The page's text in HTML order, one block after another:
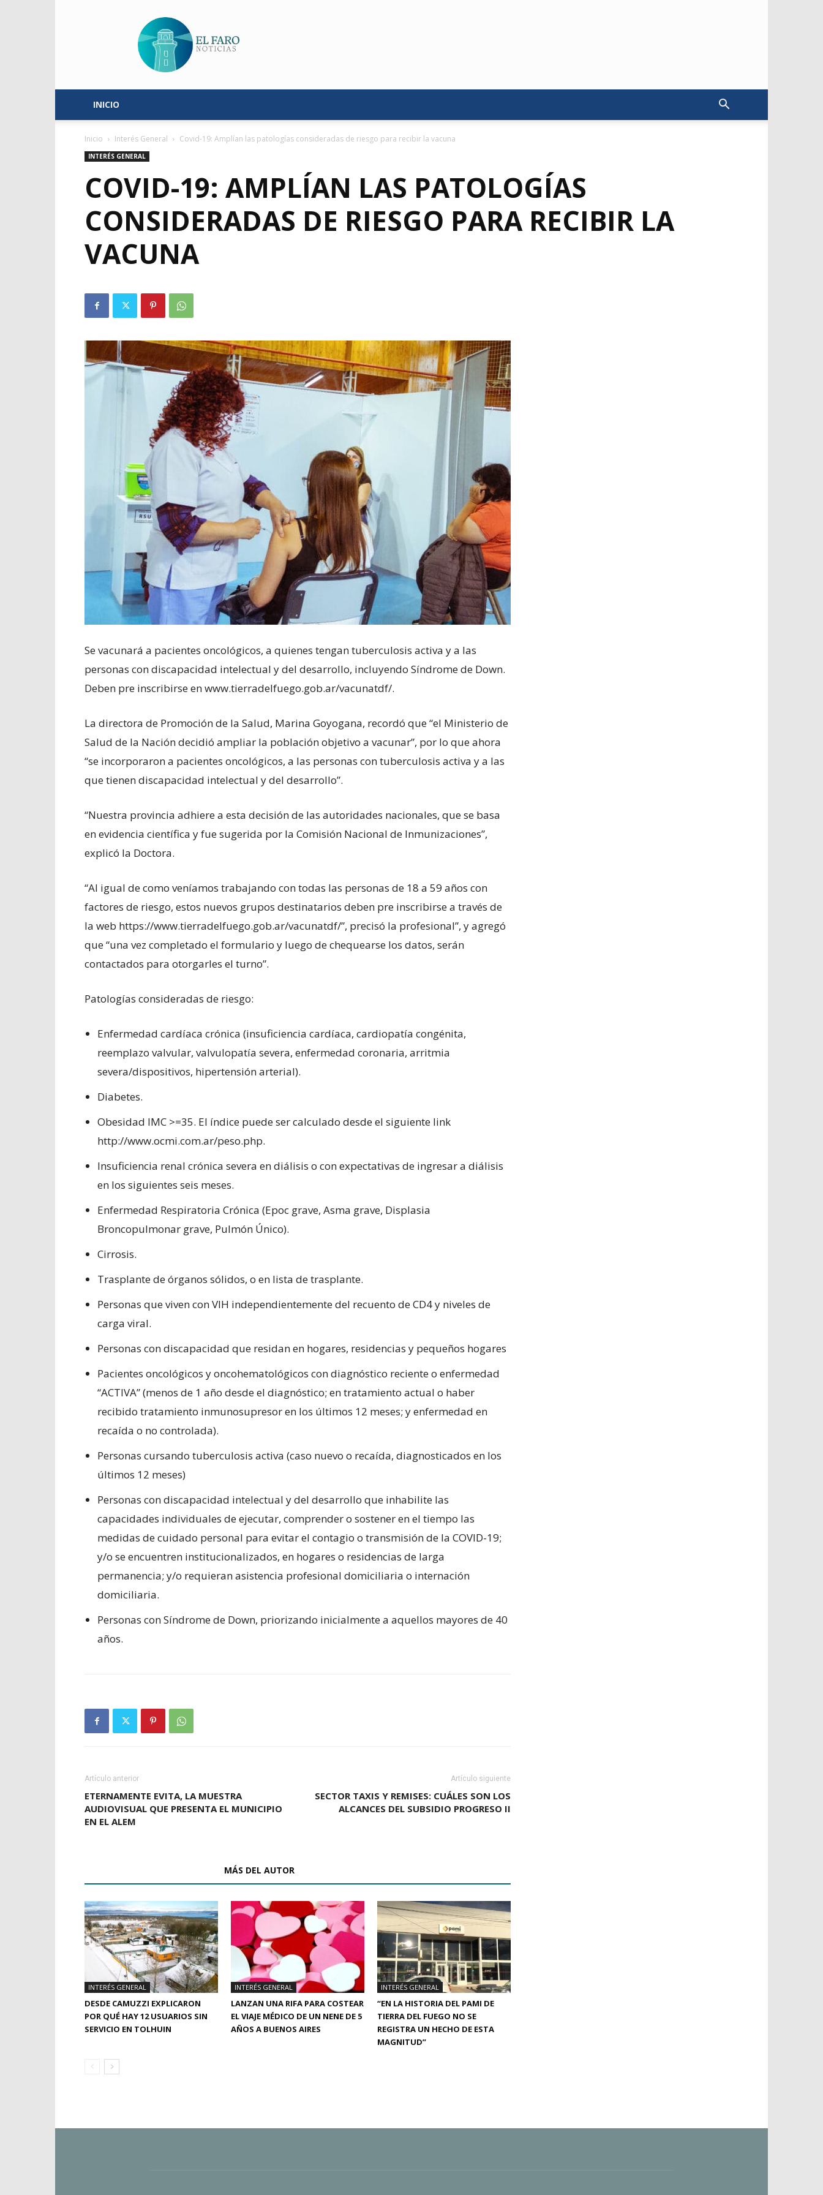
Faro
Noticias
INICIO
Inicio Interés General Covid-19: Amplían las patologías consideradas de riesgo para recibir la vacuna
INTERÉS GENERAL
COVID-19: AMPLÍAN LAS PATOLOGÍAS
CONSIDERADAS DE RIESGO PARA RECIBIR LA
VACUNA
Se vacunará a pacientes oncológicos, a quienes tengan tuberculosis activa y a las
personas con discapacidad intelectual y del desarrollo, incluyendo Síndrome de Down.
Deben pre inscribirse en www.tierradelfuego.gob.ar/vacunatdf/.
La directora de Promoción de la Salud, Marina Goyogana, recordó que “el Ministerio de
Salud de la Nación decidió ampliar la población objetivo a vacunar”, por lo que ahora
“se incorporaron a pacientes oncológicos, a las personas con tuberculosis activa y a las
que tienen discapacidad intelectual y del desarrollo”.
“Nuestra provincia adhiere a esta decisión de las autoridades nacionales, que se basa
en evidencia científica y fue sugerida por la Comisión Nacional de Inmunizaciones”,
explicó la Doctora.
“Al igual de como veníamos trabajando con todas las personas de 18 a 59 años con
factores de riesgo, estos nuevos grupos destinatarios deben pre inscribirse a través de
la web https://www.tierradelfuego.gob.ar/vacunatdf/”, precisó la profesional”, y agregó
que “una vez completado el formulario y luego de chequearse los datos, serán
contactados para otorgarles el turno”.
Patologías consideradas de riesgo:
Enfermedad cardíaca crónica (insuficiencia cardíaca, cardiopatía congénita,
reemplazo valvular, valvulopatía severa, enfermedad coronaria, arritmia
severa/dispositivos, hipertensión arterial).
Diabetes.
Obesidad IMC >=35. El índice puede ser calculado desde el siguiente link
http://www.ocmi.com.ar/peso.php.
Insuficiencia renal crónica severa en diálisis o con expectativas de ingresar a diálisis
en los siguientes seis meses.
Enfermedad Respiratoria Crónica (Epoc grave, Asma grave, Displasia
Broncopulmonar grave, Pulmón Único).
Cirrosis.
Trasplante de órganos sólidos, o en lista de trasplante.
Personas que viven con VIH independientemente del recuento de CD4 y niveles de
carga viral.
Personas con discapacidad que residan en hogares, residencias y pequeños hogares
Pacientes oncológicos y oncohematológicos con diagnóstico reciente o enfermedad
“ACTIVA” (menos de 1 año desde el diagnóstico; en tratamiento actual o haber
recibido tratamiento inmunosupresor en los últimos 12 meses; y enfermedad en
recaída o no controlada).
Personas cursando tuberculosis activa (caso nuevo o recaída, diagnosticados en los
últimos 12 meses)
Personas con discapacidad intelectual y del desarrollo que inhabilite las
capacidades individuales de ejecutar, comprender o sostener en el tiempo las
medidas de cuidado personal para evitar el contagio o transmisión de la COVID-19;
y/o se encuentren institucionalizados, en hogares o residencias de larga
permanencia; y/o requieran asistencia profesional domiciliaria o internación
domiciliaria.
Personas con Síndrome de Down, priorizando inicialmente a aquellos mayores de 40
años.
Artículo anterior
ETERNAMENTE EVITA, LA MUESTRA
AUDIOVISUAL QUE PRESENTA EL MUNICIPIO
EN EL ALEM
Artículo siguiente
SECTOR TAXIS Y REMISES: CUÁLES SON LOS
ALCANCES DEL SUBSIDIO PROGRESO II
MÁS DEL AUTOR
INTERÉS GENERAL
DESDE CAMUZZI EXPLICARON
POR QUÉ HAY 12 USUARIOS SIN
SERVICIO EN TOLHUIN
INTERÉS GENERAL
LANZAN UNA RIFA PARA COSTEAR
EL VIAJE MÉDICO DE UN NENE DE 5
AÑOS A BUENOS AIRES
INTERÉS GENERAL
“EN LA HISTORIA DEL PAMI DE
TIERRA DEL FUEGO NO SE
REGISTRA UN HECHO DE ESTA
MAGNITUD”